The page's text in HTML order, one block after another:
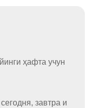
ҳафта учун
завтра и